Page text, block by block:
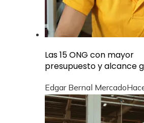
Las 15 ONG con mayor
presupuesto y alcance
Edgar Bernal Mercado